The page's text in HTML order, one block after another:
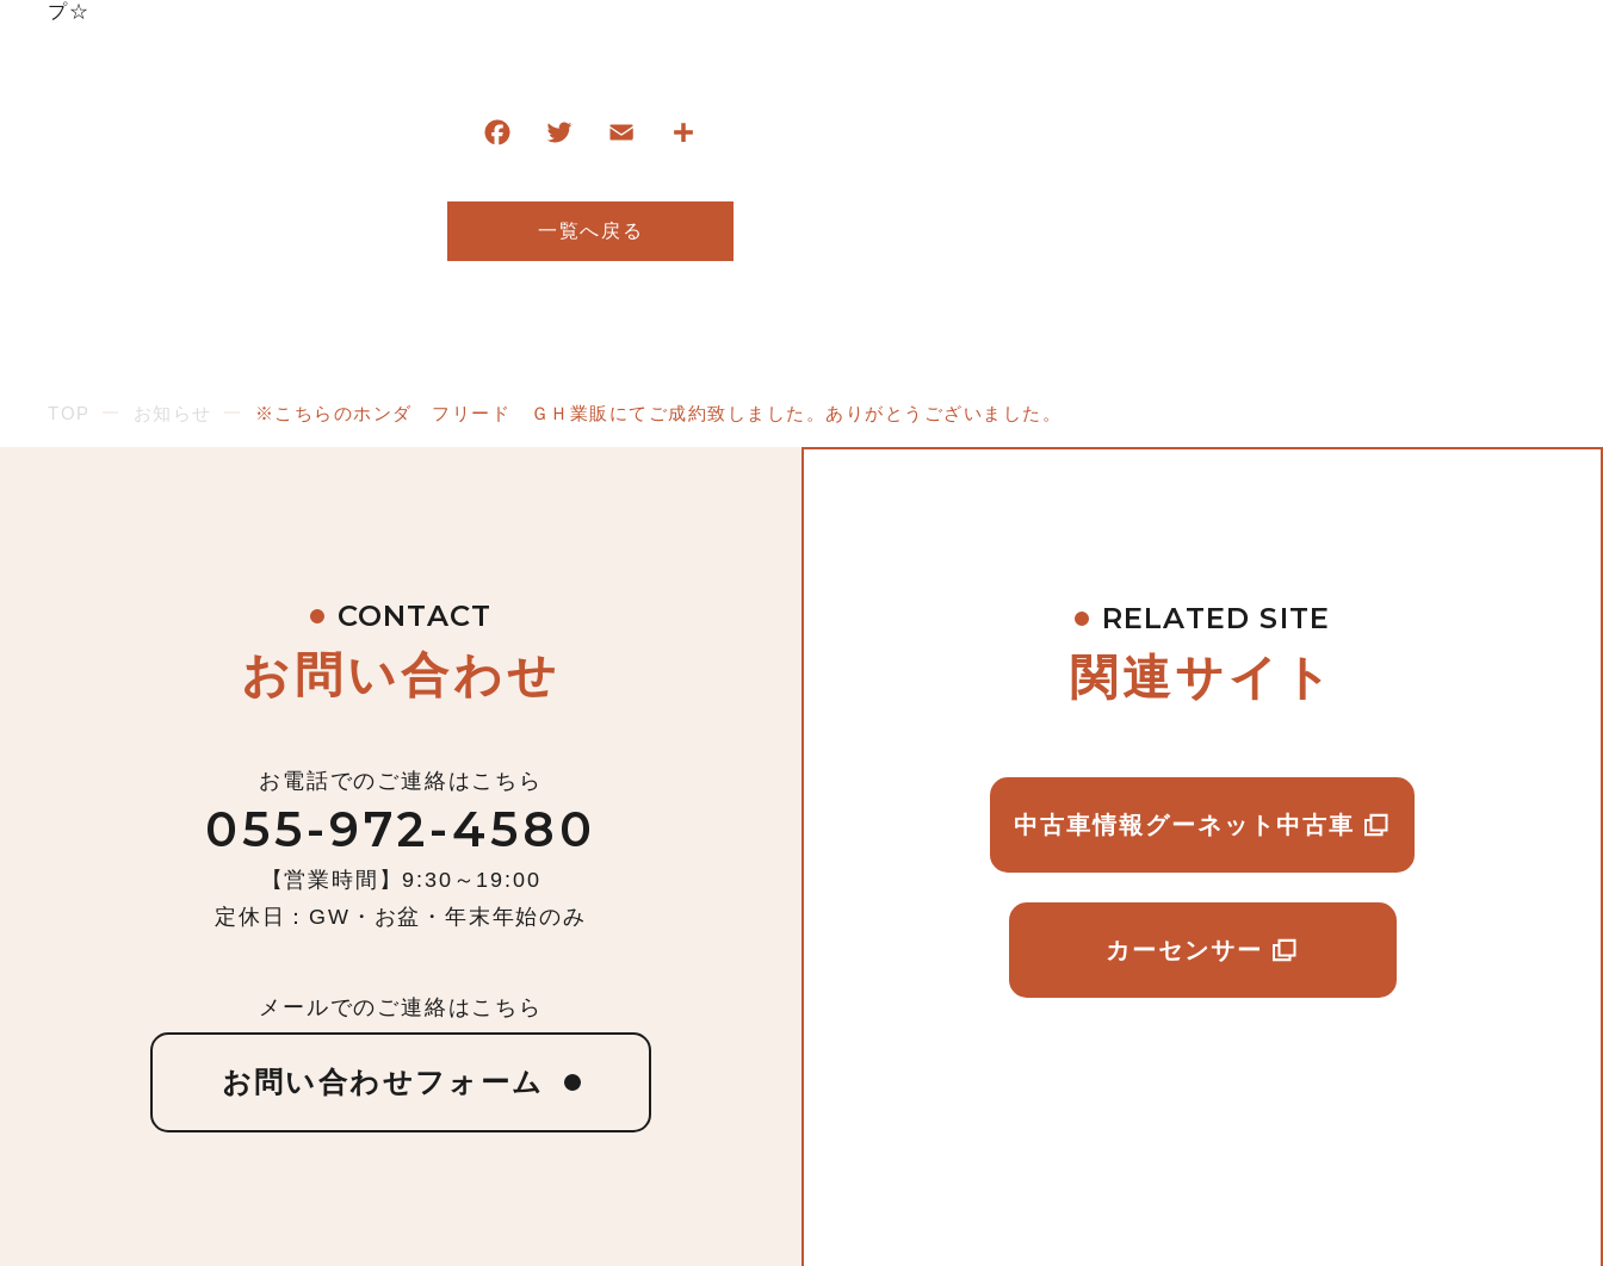
プ☆
一覧へ戻る
TOP お知らせ ※こちらのホンダ フリード ＧＨ業販にてご成約致しました。ありがとうございました。
CONTACT
お問い合わせ
お電話でのご連絡はこちら
055-972-4580
【営業時間】9:30～19:00
定休日：GW・お盆・年末年始のみ
メールでのご連絡はこちら
お問い合わせフォーム
RELATED SITE
関連サイト
中古車情報グーネット中古車
カーセンサー